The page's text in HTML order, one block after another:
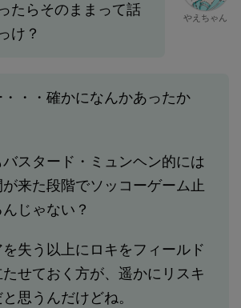
たらそのままって話
け？
やえちゃん
・・・確かになんかあったか
バスタード・ミュンヘン的には
が来た段階でソッコーゲーム止
じゃない？
を失う以上にロキをフィールド
たせておく方が、遥かにリスキ
思うんだけどね。